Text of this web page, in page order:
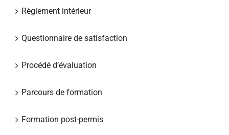
Règlement intérieur
Questionnaire de satisfaction
Procédé d’évaluation
Parcours de formation
Formation post-permis